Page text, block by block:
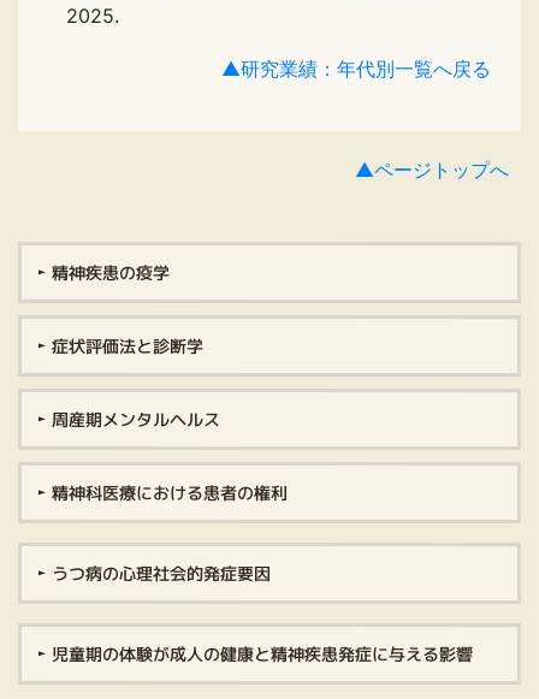
精神疾患の疫学
症状評価法と診断学
周産期メンタルヘルス
精神科医療における患者の権利
うつ病の心理社会的発症要因
児童期の体験が成人の健康と精神疾患発症に与える影響
2025.
▲研究業績：年代別一覧へ戻る
▲ページトップへ